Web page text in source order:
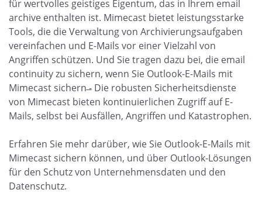
für wertvolles geistiges Eigentum, das in Ihrem email
archive enthalten ist. Mimecast bietet leistungsstarke
Tools, die die Verwaltung von Archivierungsaufgaben
vereinfachen und E-Mails vor einer Vielzahl von
Angriffen schützen. Und Sie tragen dazu bei, die email
continuity zu sichern, wenn Sie Outlook-E-Mails mit
Mimecast sichern ̶- Die robusten Sicherheitsdienste
von Mimecast bieten kontinuierlichen Zugriff auf E-
Mails, selbst bei Ausfällen, Angriffen und Katastrophen.
Erfahren Sie mehr darüber, wie Sie Outlook-E-Mails mit
Mimecast sichern können, und über Outlook-Lösungen
für den Schutz von Unternehmensdaten und den
Datenschutz.